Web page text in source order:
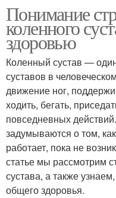
Понимание
коленного
здоровью
Коленный сустав —
суставов в
движение ног,
ходить, бегать,
повседневных
задумываются о том,
работает, пока не
статье мы рассмотрим
сустава, а также
общего здоровья.